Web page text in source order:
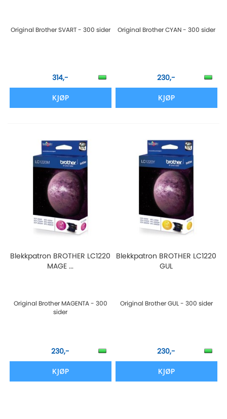
Original Brother SVART - 300 sider
314,-
KJØP
Original Brother CYAN - 300 sider
230,-
KJØP
Blekkpatron BROTHER LC1220
MAGE ...
Original Brother MAGENTA - 300
sider
230,-
KJØP
Blekkpatron BROTHER LC1220
GUL
Original Brother GUL - 300 sider
230,-
KJØP